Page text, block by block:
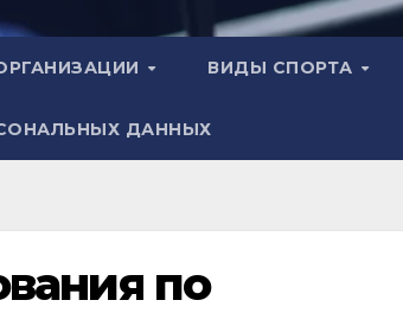
ВИДЫ СПОРТА
ДАННЫХ
по